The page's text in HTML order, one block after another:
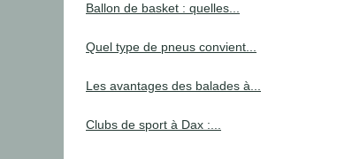
Ballon de basket : quelles...
Quel type de pneus convient...
Les avantages des balades à...
Clubs de sport à Dax :...